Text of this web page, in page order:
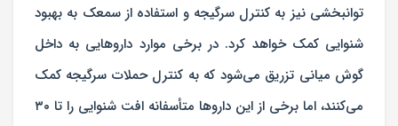
توانبخشی نیز به کنترل سرگیجه و استفاده از سمعک به بهبود
شنوایی کمک خواهد کرد. در برخی موارد داروهایی به داخل
گوش میانی تزریق می‌شود که به کنترل حملات سرگیجه کمک
می‌کنند، اما برخی از این داروها متأسفانه افت شنوایی را تا ۳۰